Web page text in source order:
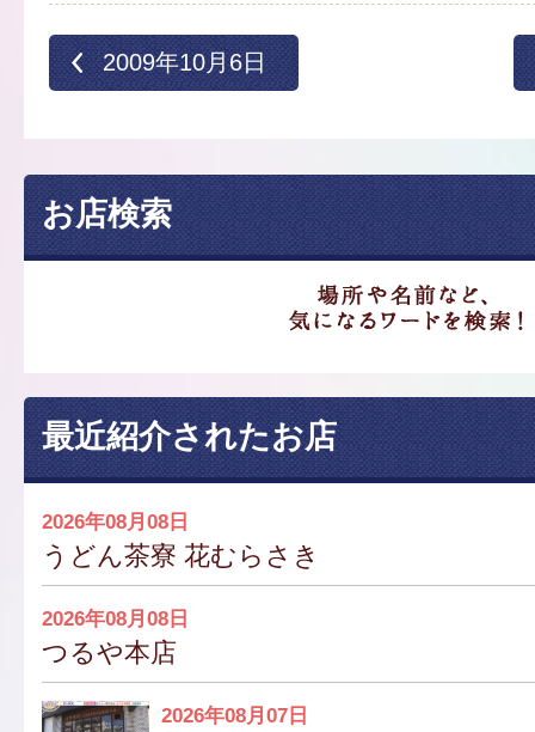
2009年10月6日
お店検索
最近紹介されたお店
2026年08月08日
うどん茶寮 花むらさき
2026年08月08日
つるや本店
2026年08月07日